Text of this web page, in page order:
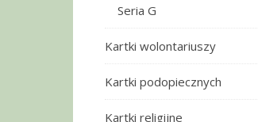
Seria G
Kartki wolontariuszy
Kartki podopiecznych
Kartki religijne